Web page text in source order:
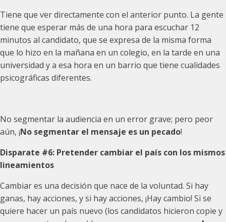
Tiene que ver directamente con el anterior punto. La gente
tiene que esperar más de una hora para escuchar 12
minutos al candidato, que se expresa de la misma forma
que lo hizo en la mañana en un colegio, en la tarde en una
universidad y a esa hora en un barrio que tiene cualidades
psicográficas diferentes.
No segmentar la audiencia en un error grave; pero peor
aún, ¡No segmentar el mensaje es un pecado!
Disparate #6: Pretender cambiar el país con los mismos
lineamientos
Cambiar es una decisión que nace de la voluntad. Si hay
ganas, hay acciones, y si hay acciones, ¡Hay cambio! Si se
quiere hacer un país nuevo (los candidatos hicieron copie y